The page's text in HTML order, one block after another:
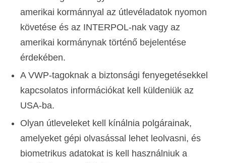
amerikai kormánnyal az útlevéladatok nyomon
követése és az INTERPOL-nak vagy az
amerikai kormánynak történő bejelentése
érdekében.
A VWP-tagoknak a biztonsági fenyegetésekkel
kapcsolatos információkat kell küldeniük az
USA-ba.
Olyan útleveleket kell kínálnia polgárainak,
amelyeket gépi olvasással lehet leolvasni, és
biometrikus adatokat is kell használniuk a